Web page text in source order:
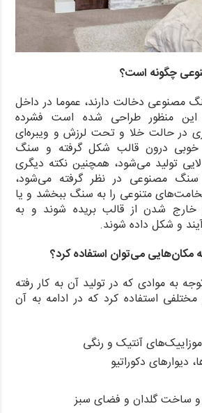
چگونه است؟
مصنوعی دخالت دارند، عموما در داخل
این منظور طراحی شده است فشرده
در حالت خلا و تحت لرزش و ویبره‌ای
خوبی درون قالب شکل گرفته و سنگ
تولید می‌شود، همچنین نکته دیگری
سنگ مصنوعی در نظر گرفته می‌شود،
متنوعی را به سنگ ببخشد و یا
شدن از قالب بریده شوند و به
و شکل داده شوند.
می‌توان استفاده کرد؟
به موادی که در تولید آن به کار رفته
استفاده کرد که در ادامه به آن
آنتیک و رنگی
دیوارهای دکوراتیو
و ساخت گلدان و فضای سبز